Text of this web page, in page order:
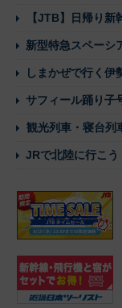
【JTB】日帰り新
新型特急スペーシ
しまかぜで行く伊
サフィール踊り子
観光列車・寝台列
JRで北陸に行こう